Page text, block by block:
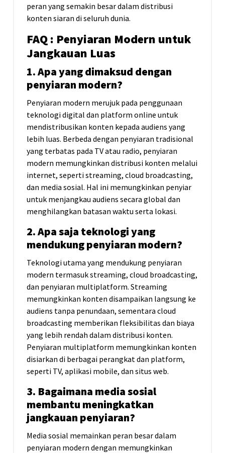
peran yang semakin besar dalam distribusi
konten siaran di seluruh dunia.
FAQ : Penyiaran Modern untuk
Jangkauan Luas
1. Apa yang dimaksud dengan
penyiaran modern?
Penyiaran modern merujuk pada penggunaan
teknologi digital dan platform online untuk
mendistribusikan konten kepada audiens yang
lebih luas. Berbeda dengan penyiaran tradisional
yang terbatas pada TV atau radio, penyiaran
modern memungkinkan distribusi konten melalui
internet, seperti streaming, cloud broadcasting,
dan media sosial. Hal ini memungkinkan penyiar
untuk menjangkau audiens secara global dan
menghilangkan batasan waktu serta lokasi.
2. Apa saja teknologi yang
mendukung penyiaran modern?
Teknologi utama yang mendukung penyiaran
modern termasuk streaming, cloud broadcasting,
dan penyiaran multiplatform. Streaming
memungkinkan konten disampaikan langsung ke
audiens tanpa penundaan, sementara cloud
broadcasting memberikan fleksibilitas dan biaya
yang lebih rendah dalam distribusi konten.
Penyiaran multiplatform memungkinkan konten
disiarkan di berbagai perangkat dan platform,
seperti TV, aplikasi mobile, dan situs web.
3. Bagaimana media sosial
membantu meningkatkan
jangkauan penyiaran?
Media sosial memainkan peran besar dalam
penyiaran modern dengan memungkinkan